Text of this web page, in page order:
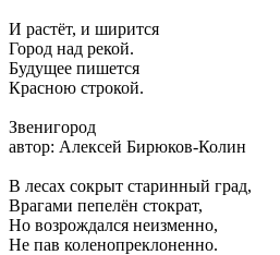
И растёт, и ширится
Город над рекой.
Будущее пишется
Красною строкой.
Звенигород
автор: Алексей Бирюков-Колин
В лесах сокрыт старинный град,
Врагами пепелён стократ,
Но возрождался неизменно,
Не пав коленопреклоненно.